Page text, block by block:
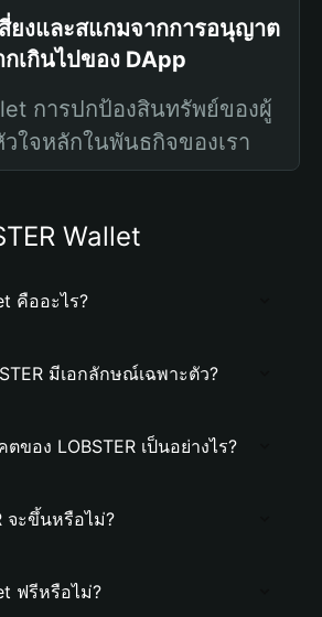
ยงและสแกมจากการอนุญาต
เกินไปของ DApp
การปกป้องสินทรัพย์ของผู้
ใจหลักในพันธกิจของเรา
Wallet
คืออะไร?
มีเอกลักษณ์เฉพาะตัว?
ของ LOBSTER เป็นอย่างไร?
จะขึ้นหรือไม่?
ฟรีหรือไม่?